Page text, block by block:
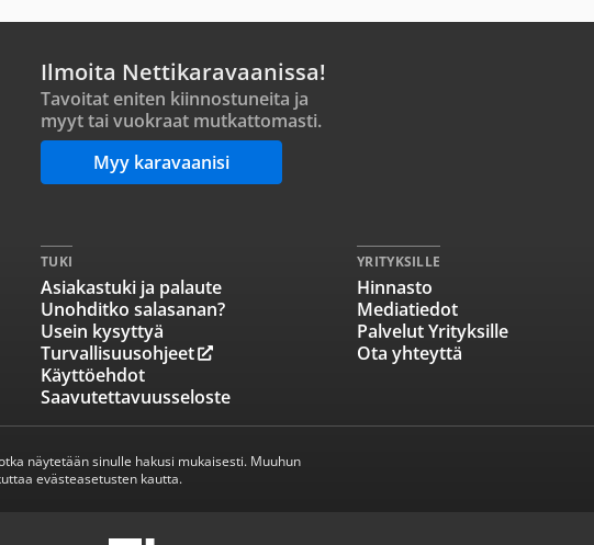
Ilmoita Nettikaravaanissa!
Tavoitat eniten kiinnostuneita ja
myyt tai vuokraat mutkattomasti.
Myy karavaanisi
TUKI
Asiakastuki ja palaute
Unohditko salasanan?
Usein kysyttyä
Turvallisuusohjeet
Käyttöehdot
Saavutettavuusseloste
YRITYKSILLE
Hinnasto
Mediatiedot
Palvelut Yrityksille
Ota yhteyttä
näytetään sinulle hakusi mukaisesti. Muuhun
evästeasetusten kautta.